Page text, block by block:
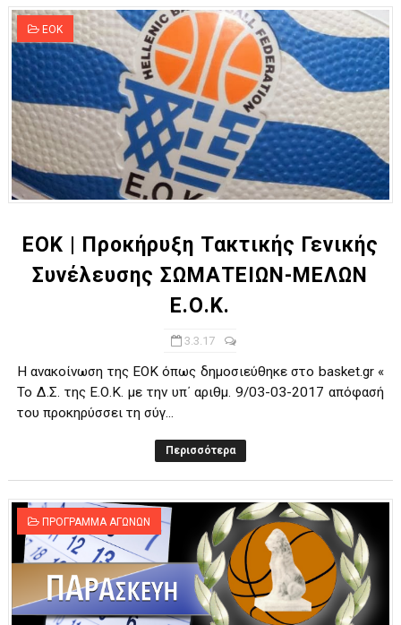
ΕΟΚ
ΕΟΚ | Προκήρυξη Τακτικής Γενικής
Συνέλευσης ΣΩΜΑΤΕΙΩΝ-ΜΕΛΩΝ
Ε.Ο.Κ.
3.3.17
Η ανακοίνωση της ΕΟΚ όπως δημοσιεύθηκε στο basket.gr «
Το Δ.Σ. της Ε.Ο.Κ. με την υπ΄ αριθμ. 9/03-03-2017 απόφασή
του προκηρύσσει τη σύγ...
Περισσότερα
ΠΡΟΓΡΑΜΜΑ ΑΓΩΝΩΝ